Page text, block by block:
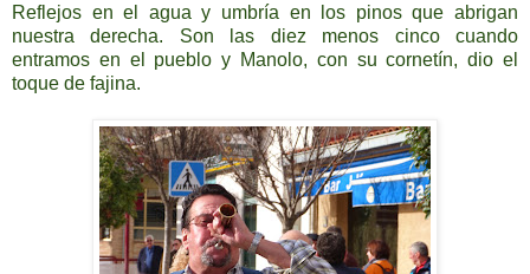
Reflejos en el agua y umbría en los pinos que abrigan
nuestra derecha. Son las diez menos cinco cuando
entramos en el pueblo y Manolo, con su cornetín, dio el
toque de fajina.